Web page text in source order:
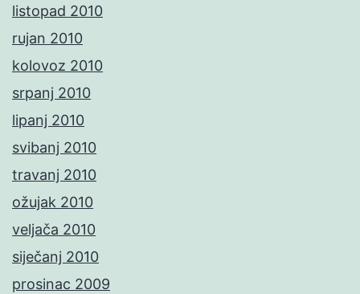
listopad 2010
rujan 2010
kolovoz 2010
srpanj 2010
lipanj 2010
svibanj 2010
travanj 2010
ožujak 2010
veljača 2010
siječanj 2010
prosinac 2009